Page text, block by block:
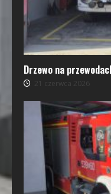
Drzewo na
21 czerwca 2026